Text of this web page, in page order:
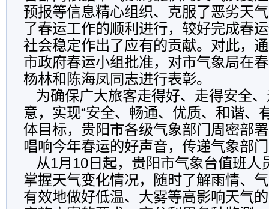
预报等信息精心组织、克服了恶劣天
了春运工作的顺利进行，较好完成春
社会稳定作出了应有的贡献。对此，
市政府春运小组批准，对市气象局在
杨林和陈海凤同志进行表彰。
为确保广大旅客走得好、走得安全
意，实现“安全、畅通、优质、和谐、
体目标，贵阳市各级气象部门周密部
唱响今年春运的好声音，传递气象部
从1月10日起，贵阳市气象台值班人
掌握天气变化情况，随时了解雨情、
有效地做好低温、大雾等高影响天气